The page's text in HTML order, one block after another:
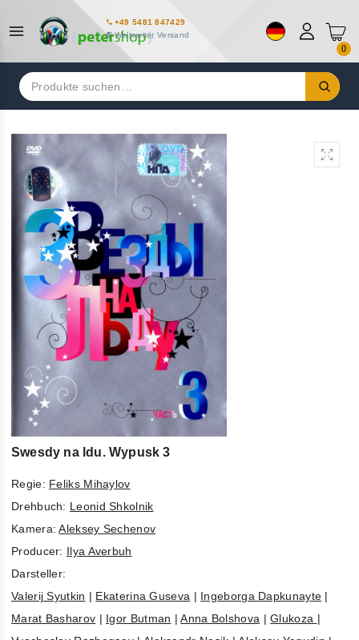
+49 5481 847429
Weltweiter Versand
0
Suchen
nach:
Swesdy na ldu. Wypusk 3
Regie: Feliks Mihaylov
Drehbuch: Leonid Shkolnik
Kamera:Aleksey Sechenov
Producer: Ilya Averbuh
Darsteller:
Valerij Syutkin | Ekaterina Guseva | Ingeborga Dapkunayte |
Marat Basharov | Igor Butman |Anna Bolshova |Glukoza |